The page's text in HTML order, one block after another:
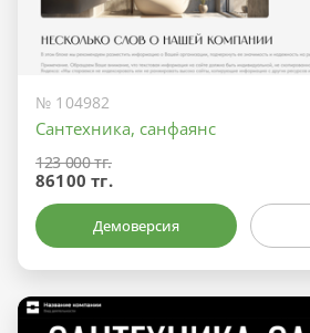
№ 104982
Сантехника, санфаянс
123 000 тг.
86100 тг.
Демоверсия